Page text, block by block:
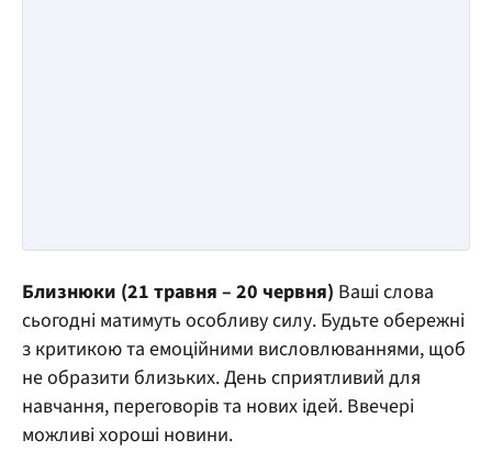
Близнюки (21 травня – 20 червня) Ваші слова
сьогодні матимуть особливу силу. Будьте обережні
з критикою та емоційними висловлюваннями, щоб
не образити близьких. День сприятливий для
навчання, переговорів та нових ідей. Ввечері
можливі хороші новини.